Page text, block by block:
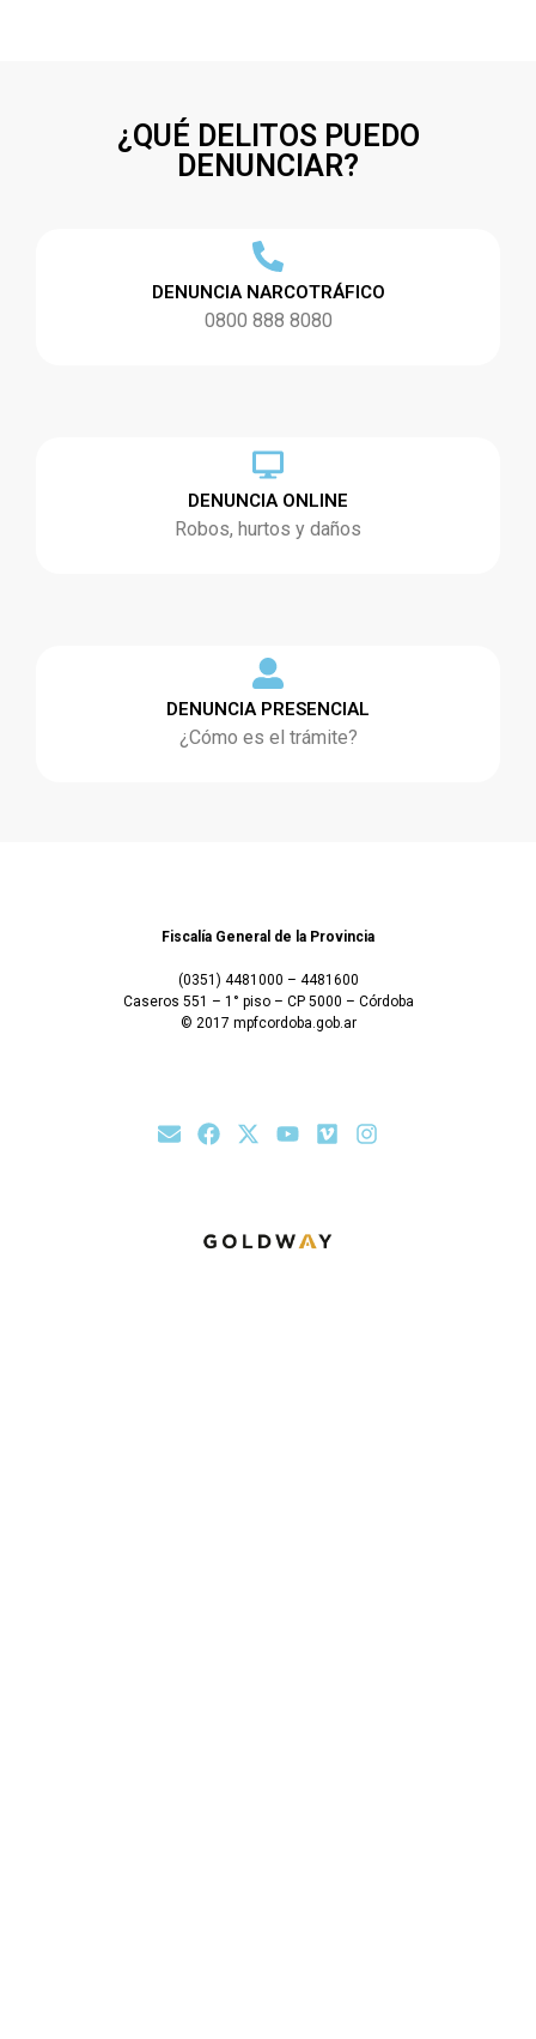
¿QUÉ DELITOS PUEDO
DENUNCIAR?
DENUNCIA NARCOTRÁFICO
0800 888 8080
DENUNCIA ONLINE
Robos, hurtos y daños
DENUNCIA PRESENCIAL
¿Cómo es el trámite?
Fiscalía General de la Provincia
(0351) 4481000 – 4481600
Caseros 551 – 1° piso – CP 5000 – Córdoba
© 2017 mpfcordoba.gob.ar